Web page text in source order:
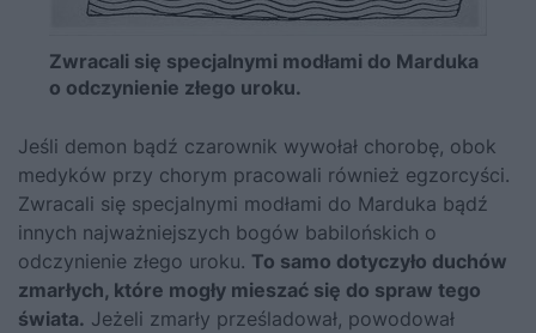
Zwracali się specjalnymi modłami do Marduka
o odczynienie złego uroku.
Jeśli demon bądź czarownik wywołał chorobę, obok
medyków przy chorym pracowali również egzorcyści.
Zwracali się specjalnymi modłami do Marduka bądź
innych najważniejszych bogów babilońskich o
odczynienie złego uroku. To samo dotyczyło duchów
zmarłych, które mogły mieszać się do spraw tego
świata. Jeżeli zmarły prześladował, powodował